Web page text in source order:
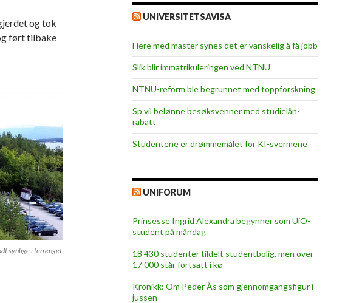
og tok
ført tilbake
synlige i terrenget
UNIVERSITETSAVISA
Flere med master synes det er vanskelig å få jobb
Slik blir immatrikuleringen ved NTNU
NTNU-reform ble begrunnet med toppforskning
Sp vil belønne besøksvenner med studielån-
rabatt
Studentene er drømmemålet for KI-svermene
UNIFORUM
Prinsesse Ingrid Alexandra begynner som UiO-
student på måndag
18 430 studenter tildelt studentbolig, men over
17 000 står fortsatt i kø
Kronikk: Om Peder Ås som gjennomgangsfigur i
jussen